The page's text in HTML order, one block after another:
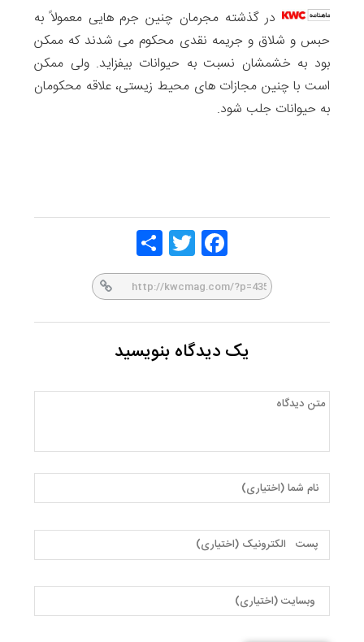
در گذشته مجرمان چنین جرم هایی معمولاً به
حبس و شلاق و جریمه نقدی محکوم می شدند که ممکن
بود به خشمشان نسبت به حیوانات بیفزاید. ولی ممکن
است با چنین مجازات های محیط زیستی، علاقه محکومان
به حیوانات جلب شود.
Face
book
Twitt
er
یک دیدگاه بنویسید